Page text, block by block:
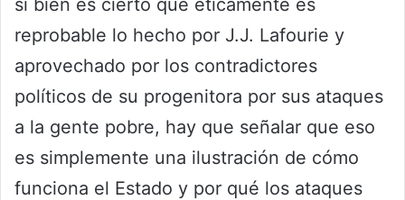
reprobable lo hecho por J.J. Lafourie y
aprovechado por los contradictores
políticos de su progenitora por sus ataques
a la gente pobre, hay que señalar que eso
es simplemente una ilustración de cómo
funciona el Estado y por qué los ataques